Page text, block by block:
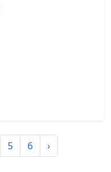
5 6 ›